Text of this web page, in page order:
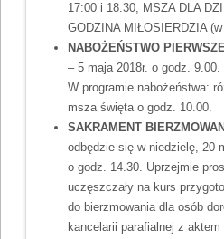
17:00 i 18.30, MSZA DLA
GODZINA MIŁOSIERDZIA
NABOŻEŃSTWO
– 5 maja 2018r. o godz. 9.00.
W programie nabożeństwa:
msza święta o godz. 10.00.
SAKRAMENT
odbędzie się w niedzielę, 20
o godz. 14.30. Uprzejmie
uczęszczały na kurs
do bierzmowania dla osób
kancelarii parafialnej z aktem